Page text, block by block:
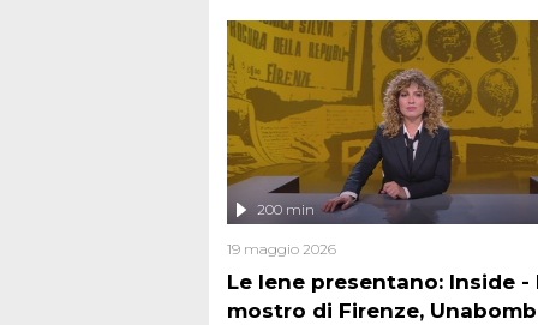
Le Iene presentano: Inside -
mostro di Firenze,
200 min
19 maggio 2026